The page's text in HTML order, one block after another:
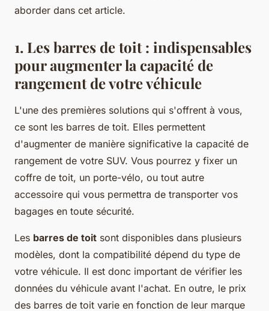
aborder dans cet article.
1. Les barres de toit : indispensables
pour augmenter la capacité de
rangement de votre véhicule
L'une des premières solutions qui s'offrent à vous,
ce sont les barres de toit. Elles permettent
d'augmenter de manière significative la capacité de
rangement de votre SUV. Vous pourrez y fixer un
coffre de toit, un porte-vélo, ou tout autre
accessoire qui vous permettra de transporter vos
bagages en toute sécurité.
Les barres de toit sont disponibles dans plusieurs
modèles, dont la compatibilité dépend du type de
votre véhicule. Il est donc important de vérifier les
données du véhicule avant l'achat. En outre, le prix
des barres de toit varie en fonction de leur marque